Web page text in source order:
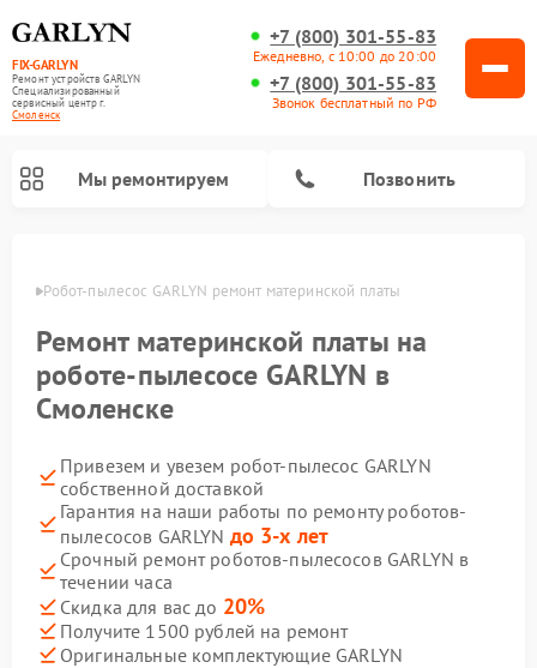
FIX-GARLYN
Ремонт устройств GARLYN
Специализированный
cервисный центр г.
Смоленск
+7 (800) 301-55-83
Ежедневно, с 10:00 до 20:00
+7 (800) 301-55-83
Звонок бесплатный по РФ
Мы ремонтируем Позвонить
Робот-пылесос GARLYN ремонт материнской платы
Ремонт материнской платы на
роботе-пылесосе GARLYN в
Смоленске
Привезем и увезем робот-пылесос GARLYN
собственной доставкой
Гарантия на наши работы по ремонту роботов-
пылесосов GARLYN до 3-х лет
Срочный ремонт роботов-пылесосов GARLYN в
течении часа
Скидка для вас до 20%
Получите 1500 рублей на ремонт
Оригинальные комплектующие GARLYN